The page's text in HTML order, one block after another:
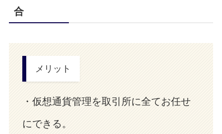
合
メリット
・仮想通貨管理を取引所に全てお任せ
にできる。